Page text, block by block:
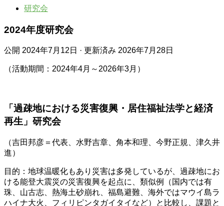
研究会
2024年度研究会
公開 2024年7月12日 · 更新済み 2026年7月28日
（活動期間：2024年4月～2026年3月）
「過疎地における災害復興・居住福祉法学と経済
再生」研究会
（吉田邦彦＝代表、水野吉章、角本和理、今野正規、津久井
進）
目的：地球温暖化もあり災害は多発しているが、過疎地にお
ける能登大震災の災害復興を起点に、類似例（国内では有
珠、山古志、熱海土砂崩れ、福島避難、海外ではマウイ島ラ
ハイナ大火、フィリピンタガイタイなど）と比較し、課題と